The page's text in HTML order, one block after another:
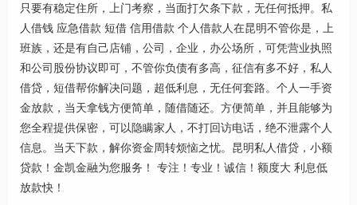
只要有稳定住所，上门考察，当面打欠条下款，无任何抵押。私
人借钱 应急借款 短借 信用借款 个人借款人在昆明不管你是，上
班族，还是有自己店铺，公司，企业，办公场所，可凭营业执照
和公司股份协议即可，不管你负债有多高，征信有多不好，私人
借贷，短借帮你解决问题，超低利息，无任何套路。个人一手资
金放款，当天拿钱方便简单，随借随还。方便简单，并且能够为
您全程提供保密，可以隐瞒家人，不打回访电话，绝不泄露个人
信息。当天下款，解你资金周转烦恼之忧。昆明私人借贷，小额
贷款！金凯金融为您服务！ 专注！专业！诚信！额度大 利息低
放款快！